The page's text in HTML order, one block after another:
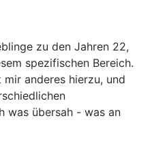
zu den Jahren 22,
spezifischen Bereich.
anderes hierzu, und
was übersah - was an